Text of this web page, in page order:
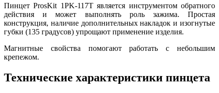
Пинцет ProsKit 1PK-117T является инструментом обратного
действия и может выполнять роль зажима. Простая
конструкция, наличие дополнительных накладок и изогнутые
губки (135 градусов) упрощают применение изделия.
Магнитные свойства помогают работать с небольшим
крепежом.
Технические характеристики пинцета